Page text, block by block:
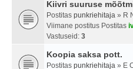
Kiivri suuruse
Postitas punkriehitaja » R
Viimane postitus Postitas
Vastuseid: 3
Koopia saksa pott.
Postitas punkriehitaja » E